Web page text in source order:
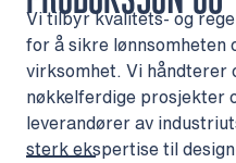
Vi tilbyr kvalitets- og
for å sikre lønnsomheten
virksomhet. Vi håndterer
nøkkelferdige prosjekter
leverandører av
sterk ekspertise til